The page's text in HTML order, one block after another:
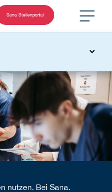
Sana Stellenportal
nutzen. Bei Sana.